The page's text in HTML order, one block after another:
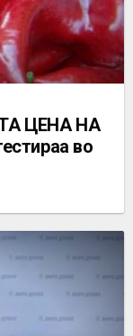
ЦЕНА НА
во